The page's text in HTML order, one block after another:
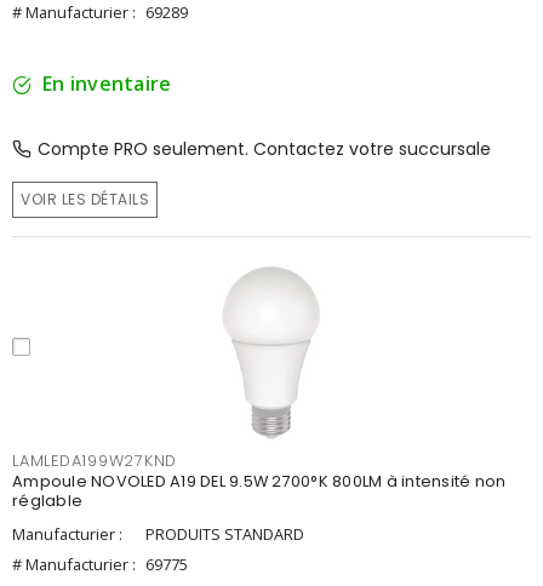
# Manufacturier : 69289
En inventaire
Compte PRO seulement. Contactez votre succursale
VOIR LES DÉTAILS
LAMLEDA199W27KND
Ampoule NOVOLED A19 DEL 9.5W 2700°K 800LM à intensité non
réglable
Manufacturier :
PRODUITS STANDARD
# Manufacturier : 69775